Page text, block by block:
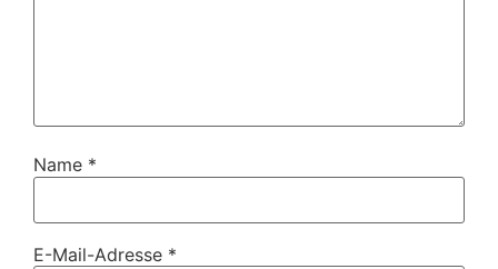
Name *
E-Mail-Adresse *